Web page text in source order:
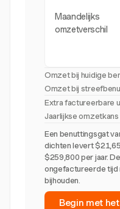
Maandelijks
omzetverschil
Omzet bij huidige
Omzet bij
Extra factureerbare
Jaarlijkse omzetkans
Een benuttingsgat
dichten levert
$259,800 per jaar.
ongefactureerde tijd
bijhouden.
Begin met